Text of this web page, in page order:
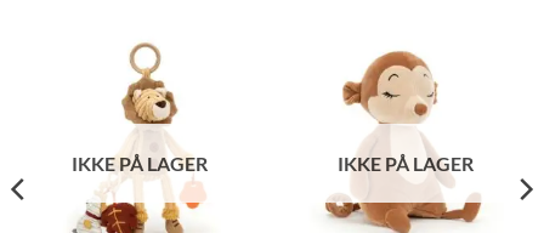
IKKE PÅ LAGER IKKE PÅ LAGER